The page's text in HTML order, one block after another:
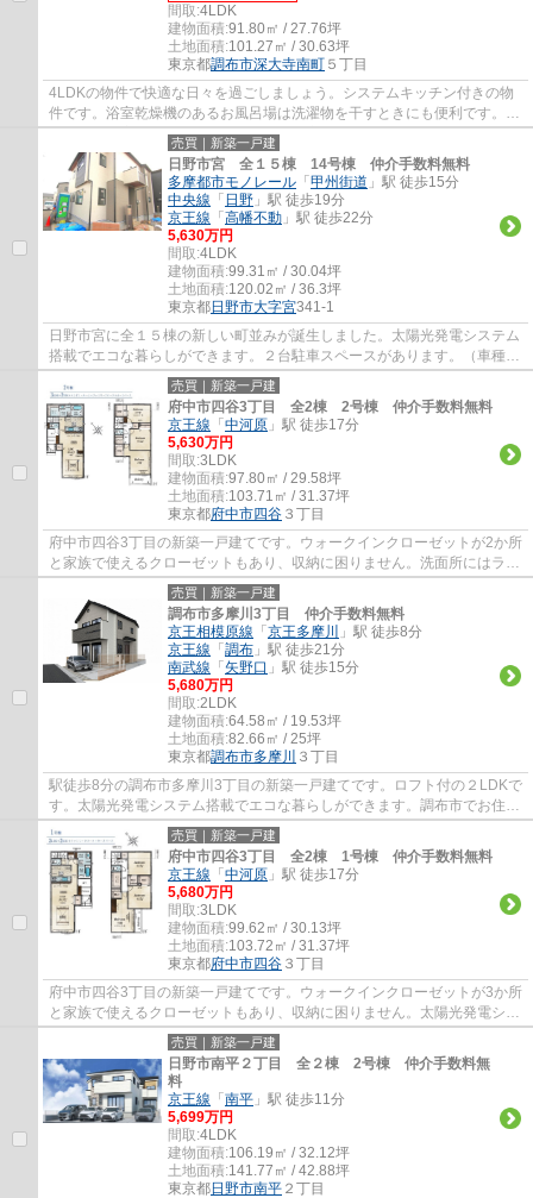
間取:4LDK
建物面積:91.80㎡ / 27.76坪
土地面積:101.27㎡ / 30.63坪
東京都調布市深大寺南町 ５丁目
4LDKの物件で快適な日々を過ごしましょう。システムキッチン付きの物
件です。浴室乾燥機のあるお風呂場は洗濯物を干すときにも便利です。複
層ガラスは室内の明るさはそのままで冷房効...
売買｜新築一戸建
日野市宮 全１５棟 14号棟 仲介手数料無料
多摩都市モノレール 「 甲州街道 」駅 徒歩15分
中央線 「 日野 」駅 徒歩19分
京王線 「 高幡不動 」駅 徒歩22分
5,630万円
間取:4LDK
建物面積:99.31㎡ / 30.04坪
土地面積:120.02㎡ / 36.3坪
東京都日野市大字宮341-1
日野市宮に全１５棟の新しい町並みが誕生しました。太陽光発電システム
搭載でエコな暮らしができます。２台駐車スペースがあります。（車種に
よります）たっぷり収納ができるウォーク...
売買｜新築一戸建
府中市四谷3丁目 全2棟 2号棟 仲介手数料無料
京王線 「 中河原 」駅 徒歩17分
5,630万円
間取:3LDK
建物面積:97.80㎡ / 29.58坪
土地面積:103.71㎡ / 31.37坪
東京都府中市四谷 ３丁目
府中市四谷3丁目の新築一戸建てです。ウォークインクローゼットが2か所
と家族で使えるクローゼットもあり、収納に困りません。洗面所にはラン
ドリールームがありお洗濯がラクになりま...
売買｜新築一戸建
調布市多摩川3丁目 仲介手数料無料
京王相模原線 「 京王多摩川
」駅 徒歩8分
京王線 「 調布 」駅 徒歩21分
南武線 「 矢野口 」駅 徒歩15分
5,680万円
間取:2LDK
建物面積:64.58㎡ / 19.53坪
土地面積:82.66㎡ / 25坪
東京都調布市多摩川 ３丁目
駅徒歩8分の調布市多摩川3丁目の新築一戸建てです。ロフト付の２LDKで
す。太陽光発電システム搭載でエコな暮らしができます。調布市でお住ま
いをお探しなら多摩地区に詳しいエージーホ...
売買｜新築一戸建
府中市四谷3丁目 全2棟 1号棟 仲介手数料無料
京王線 「 中河原 」駅 徒歩17分
5,680万円
間取:3LDK
建物面積:99.62㎡ / 30.13坪
土地面積:103.72㎡ / 31.37坪
東京都府中市四谷 ３丁目
府中市四谷3丁目の新築一戸建てです。ウォークインクローゼットが3か所
と家族で使えるクローゼットもあり、収納に困りません。太陽光発電シス
テム搭載でエコな暮らしができます。食洗...
売買｜新築一戸建
日野市南平２丁目 全２棟 2号棟 仲介手数料無
料
京王線 「 南平 」駅 徒歩11分
5,699万円
間取:4LDK
建物面積:106.19㎡ / 32.12坪
土地面積:141.77㎡ / 42.88坪
東京都日野市南平 ２丁目